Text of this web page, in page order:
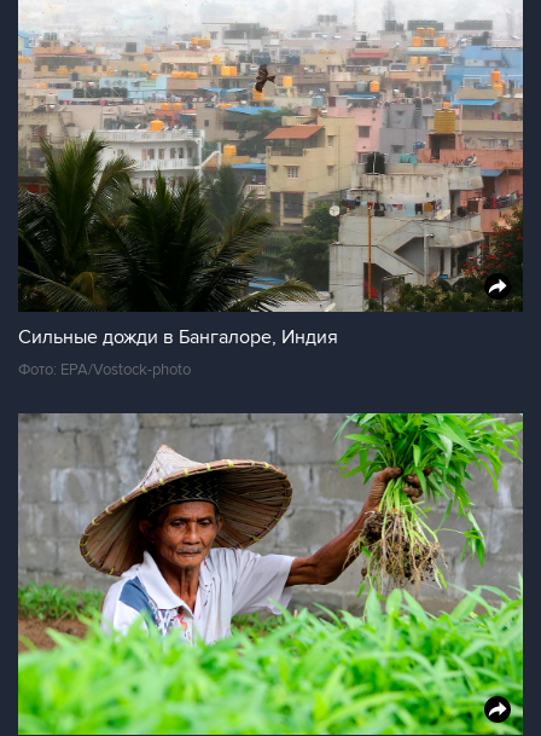
Сильные дожди в Бангалоре, Индия
Фото: EPA/Vostock-photo